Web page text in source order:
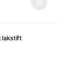
lakstift